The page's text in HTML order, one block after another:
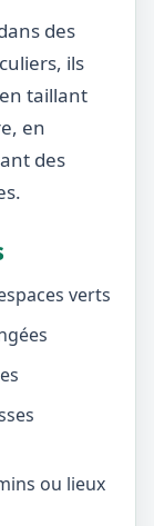
des
ils
taillant
en
des
verts
ou lieux